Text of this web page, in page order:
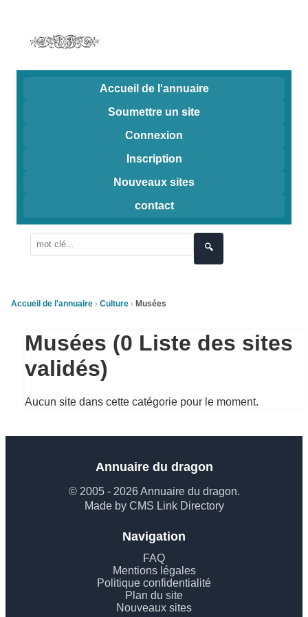
Accueil de l'annuaire
Soumettre un site
Connexion
Inscription
Nouveaux sites
contact
🔍
Accueil de l'annuaire Culture Musées
Musées (0 Liste des sites
validés)
Aucun site dans cette catégorie pour le moment.
Annuaire du dragon
© 2005 - 2026 Annuaire du dragon.
Made by CMS Link Directory
Navigation
FAQ
Mentions légales
Politique confidentialité
Plan du site
Nouveaux sites